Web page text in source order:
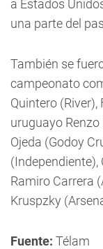
a Estados
una parte del
También se
campeonato
Quintero (River),
uruguayo
Ojeda (Godoy
Ramiro Carrera
Kruspzky
Fuente: Télam